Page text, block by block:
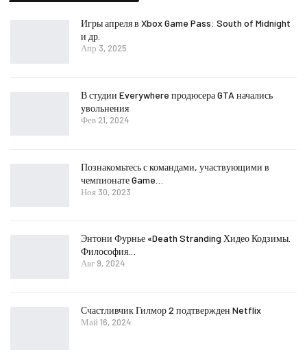
Игры апреля в Xbox Game Pass: South of Midnight
и др.
Апр 3, 2025
В студии Everywhere продюсера GTA начались
увольнения
Фев 21, 2024
Познакомьтесь с командами, участвующими в
чемпионате Game…
Ноя 30, 2023
Энтони Фурнье «Death Stranding Хидео Кодзимы.
Философия…
Авг 9, 2024
Счастливчик Гилмор 2 подтвержден Netflix
Май 16, 2024